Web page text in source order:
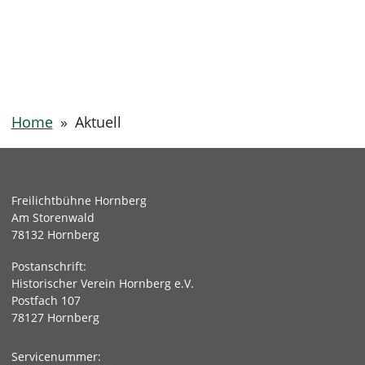
Home » Aktuell
Freilichtbühne Hornberg
Am Storenwald
78132 Hornberg
Postanschrift:
Historischer Verein Hornberg e.V.
Postfach 107
78127 Hornberg
Servicenummer: